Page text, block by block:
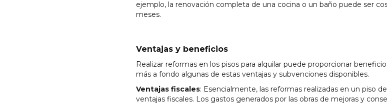
ejemplo, la renovación completa de una cocina o un baño puede ser
meses.
Ventajas y beneficios
Realizar reformas en los pisos para alquilar puede proporcionar
más a fondo algunas de estas ventajas y subvenciones disponibles.
Ventajas fiscales: Esencialmente, las reformas realizadas en un piso
ventajas fiscales. Los gastos generados por las obras de mejoras y